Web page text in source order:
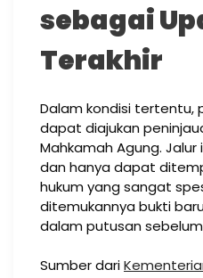
sebagai
Terakhir
Dalam kondisi tertentu,
dapat diajukan
Mahkamah Agung.
dan hanya dapat
hukum yang sangat
ditemukannya bukti
dalam putusan
Sumber dari